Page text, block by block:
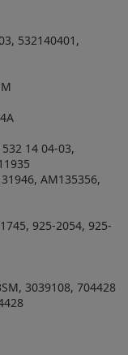
532140401,
14 04-03,
AM135356,
925-2054, 925-
3039108, 704428